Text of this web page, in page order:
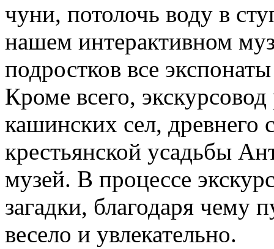
чуни, потолочь воду в
нашем интерактивном
подростков все
Кроме всего,
кашинских сел, древнего
крестьянской усадьбы
музей. В процессе
загадки, благодаря чему
весело и увлекательно.